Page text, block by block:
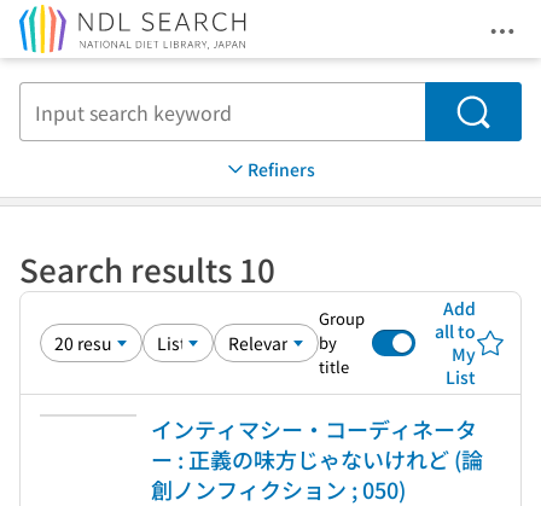
Search
Refiners
Search results 10
Group
by
title
Add
all to
My
List
インティマシー・コーディネータ
ー : 正義の味方じゃないけれど (論
創ノンフィクション ; 050)